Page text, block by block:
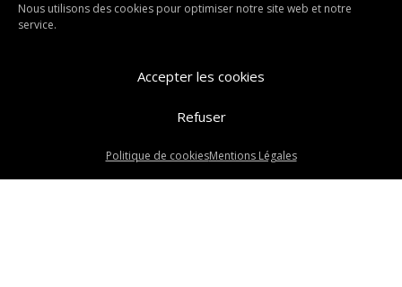
Nous utilisons des cookies pour optimiser notre site web et notre
service.
Accepter les cookies
Refuser
Politique de cookiesMentions Légales